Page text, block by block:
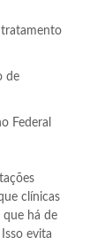
tratamento
de
Federal
clínicas
que há de
evita